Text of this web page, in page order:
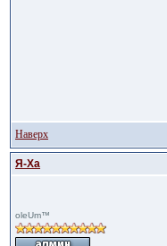
Наверх
Я-Ха
oleUm™